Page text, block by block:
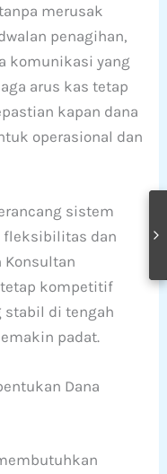
merusak
penagihan,
komunikasi yang
arus kas tetap
kapan dana
operasional dan
sistem
fleksibilitas dan
Konsultan
kompetitif
stabil di tengah
padat.
Dana